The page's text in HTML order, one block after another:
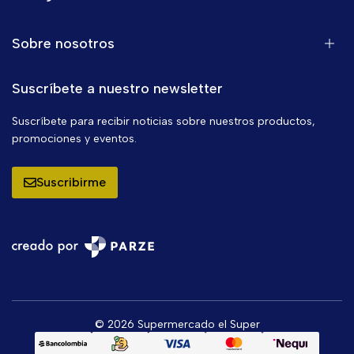
Sobre nosotros
Suscríbete a nuestro newsletter
Suscríbete para recibir noticias sobre nuestros productos,
promociones y eventos.
Suscribirme
© 2026 Supermercado el Super